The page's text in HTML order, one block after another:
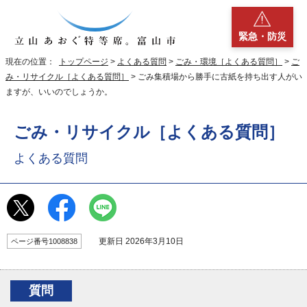
緊急・防災
現在の位置： トップページ > よくある質問 > ごみ・環境［よくある質問］ > ご
み・リサイクル［よくある質問］
> ごみ集積場から勝手に古紙を持ち出す人がい
ますが、いいのでしょうか。
ごみ・リサイクル［よくある質問］
よくある質問
ページ番号1008838 更新日 2026年3月10日
質問